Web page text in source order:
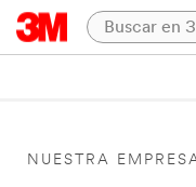
NUESTRA